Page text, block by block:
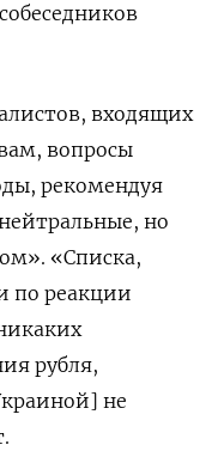
входящих
вопросы
рекомендуя
но
«Списка,
по реакции
рубля,
не